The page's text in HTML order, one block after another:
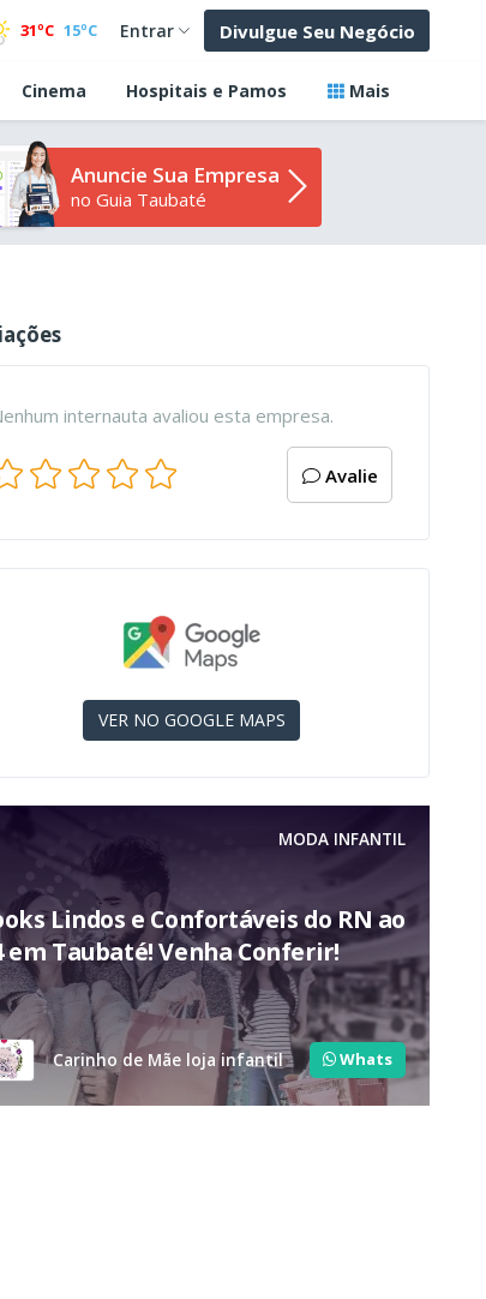
31ºC 15ºC Entrar Divulgue Seu Negócio
Cinema Hospitais e Pamos Mais
Anuncie Sua Empresa
no Guia Taubaté
internauta avaliou esta empresa.
Avalie
VER NO GOOGLE MAPS
MODA INFANTIL
Lindos e Confortáveis do RN ao
em Taubaté! Venha Conferir!
Carinho de Mãe loja infantil Whats